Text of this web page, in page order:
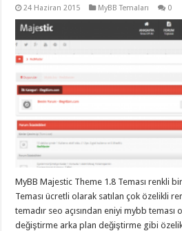
taşımacılık,
gaziantep
asansörlü
taşıma,
gaziantep
taşımacılık,
gaziantep
organizasyon
gaziantep
organizasyon,
gaziantep
organizasyon
gaziantep
gaziantep
organizasyon,
organizasyon,
gaziantep
24 Haziran 2015 MyBB Temaları 0
MyBB Majestic Theme 1.8 Teması renkli
Teması ücretli olarak satılan çok özelikli
temadır seo açısından eniyi mybb
değiştirme arka plan değiştirme gibi